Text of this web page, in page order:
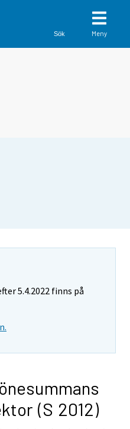
Sök Meny
5.4.2022 finns på
(S 2012)